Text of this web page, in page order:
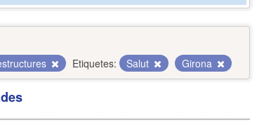
Etiquetes: Salut Girona